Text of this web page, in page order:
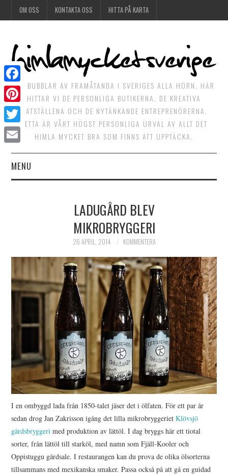
OM OSS KONTAKTA OSS HITTA PÅ KARTA
DET BUBBLAR AV FRAMÅTANDA I SVERIGES ALLA HÖRN. HÄR
HITTAR VI DE PERSONLIGA BUTIKERNA, DE KREATIVA
MATSTÄLLENA OCH DE NYTÄNKANDE ENTREPRENÖRERNA.
DETTA ÄR VÅRT HÖGST PERSONLIGA URVAL AV ALLT DET
HIMLA MYCKET BRA SOM FINNS ATT UPPTÄCKA.
MENU
HIMLASNYGGT
VI MÖTER
VI SPANAR PÅ
LADUGÅRD BLEV
MIKROBRYGGERI
26 APRIL, 2014 KOMMENTERA
I en ombyggd lada från 1850-talet jäser det i ölfaten. För ett par år
sedan drog Jan Zakrisson igång det lilla mikrobryggerietKlövsjö
gårdsbryggeri med produktion av lättöl. I dag bryggs här ett tiotal
sorter, från lättöl till starköl, med namn som Fjäll-Kooler och
Oppistuggu gårdsale. I restaurangen kan du prova de olika ölsorterna
tillsammans med mexikanska smaker. Passa också på att gå en guidad
Facebook
Pinterest
Twitter
Email